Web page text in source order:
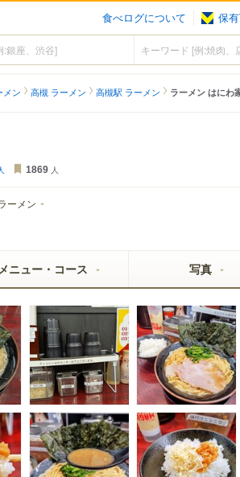
食べログについて 保
メン 高槻 ラーメン 高槻駅 ラーメン ラーメン はにわ
1869 人
ーメン
ニュー・コース 写真